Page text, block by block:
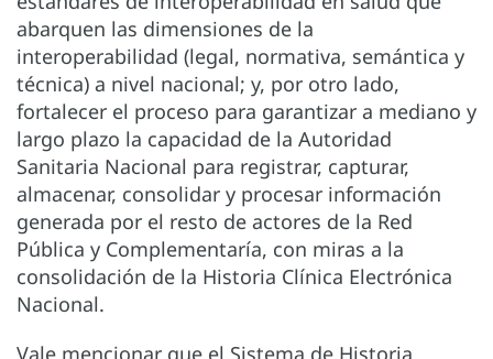
abarquen las dimensiones de la
interoperabilidad (legal, normativa, semántica y
técnica) a nivel nacional; y, por otro lado,
fortalecer el proceso para garantizar a mediano y
largo plazo la capacidad de la Autoridad
Sanitaria Nacional para registrar, capturar,
almacenar, consolidar y procesar información
generada por el resto de actores de la Red
Pública y Complementaría, con miras a la
consolidación de la Historia Clínica Electrónica
Nacional.